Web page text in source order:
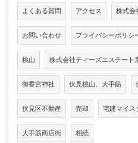
よくある質問 アクセス 株式会
お問い合わせ プライバシーポリシ
桃山 株式会社ティーズエステー
御香宮神社 伏見桃山、大手筋
伏見区不動産 売却 宅建マイス
大手筋商店街 相続